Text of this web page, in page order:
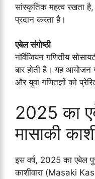
सांस्कृतिक महत्व रखता
प्रदान करता है।
एबेल संगोष्ठी
नॉर्वेजियन गणितीय
बार होती है। यह आयोजन
और युवा गणितज्ञों को
2025 का
मासाकी
इस वर्ष, 2025 का एबेल
काशीवारा (Masaki